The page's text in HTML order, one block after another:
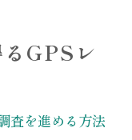
選ぶ安心の理
レンタルポ
GPSレ
査を進める方法